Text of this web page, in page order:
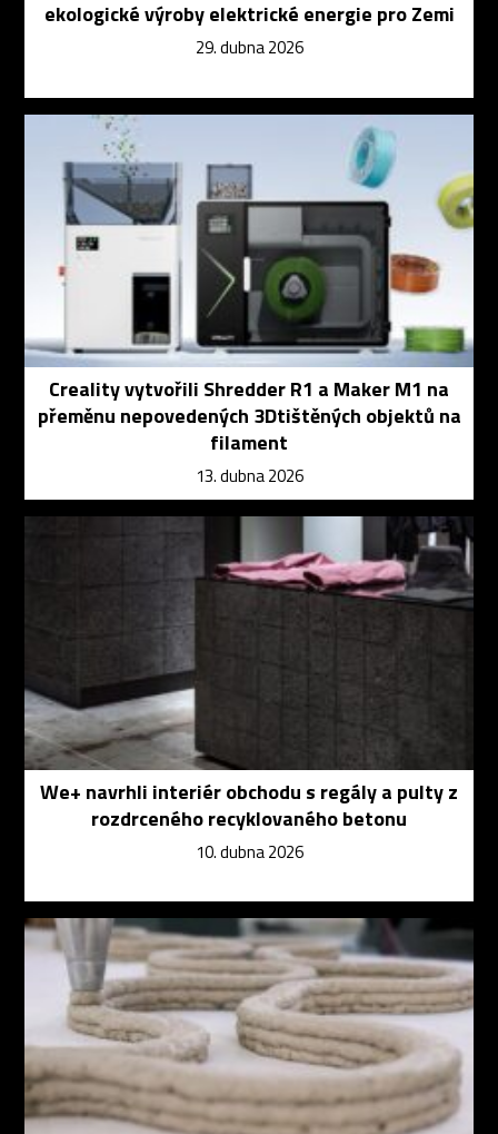
ekologické výroby elektrické energie pro Zemi
29. dubna 2026
Creality vytvořili Shredder R1 a Maker M1 na
přeměnu nepovedených 3Dtištěných objektů na
filament
13. dubna 2026
We+ navrhli interiér obchodu s regály a pulty z
rozdrceného recyklovaného betonu
10. dubna 2026